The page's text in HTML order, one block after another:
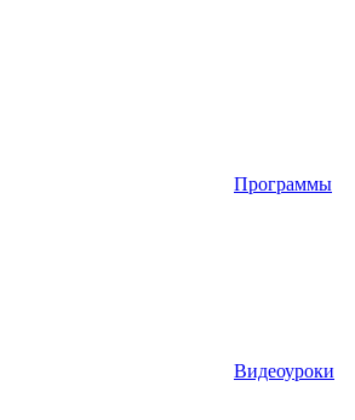
Программы
Видеоуроки